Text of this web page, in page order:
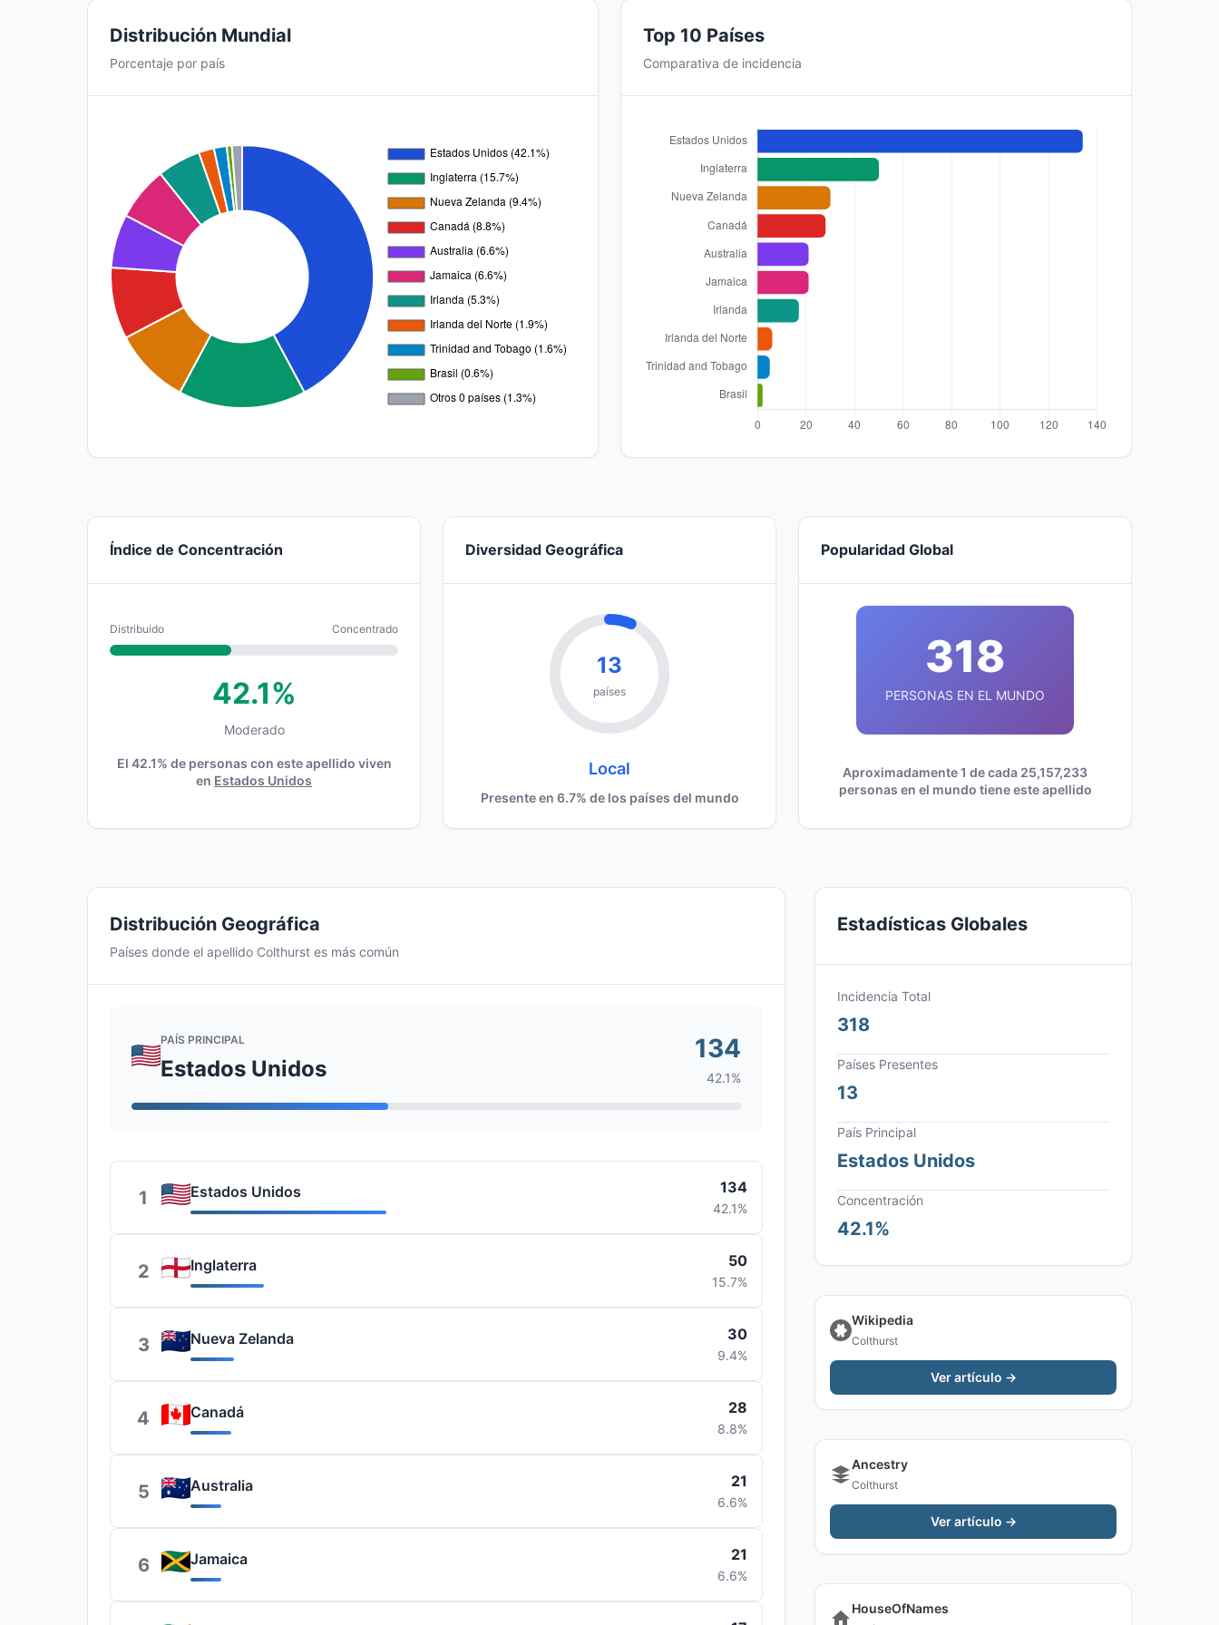
Distribución Mundial
Porcentaje por país
Top 10 Países
Comparativa de incidencia
Índice de Concentración
Distribuido Concentrado
42.1%
Moderado
El 42.1% de personas con este apellido viven
en Estados Unidos
Diversidad Geográfica
13
países
Local
Presente en 6.7% de los países del mundo
Popularidad Global
318
PERSONAS EN EL MUNDO
Aproximadamente 1 de cada 25,157,233
personas en el mundo tiene este apellido
Distribución Geográfica
Países donde el apellido Colthurst es más común
PAÍS PRINCIPAL
Estados Unidos
134
42.1%
1 Estados Unidos 134
42.1%
2 Inglaterra 50
15.7%
3 Nueva Zelanda 30
9.4%
4 Canadá 28
8.8%
5 Australia 21
6.6%
6 Jamaica 21
6.6%
Estadísticas Globales
Incidencia Total
318
Países Presentes
13
País Principal
Estados Unidos
Concentración
42.1%
Wikipedia
Colthurst
Ver artículo →
Ancestry
Colthurst
Ver artículo →
HouseOfNames